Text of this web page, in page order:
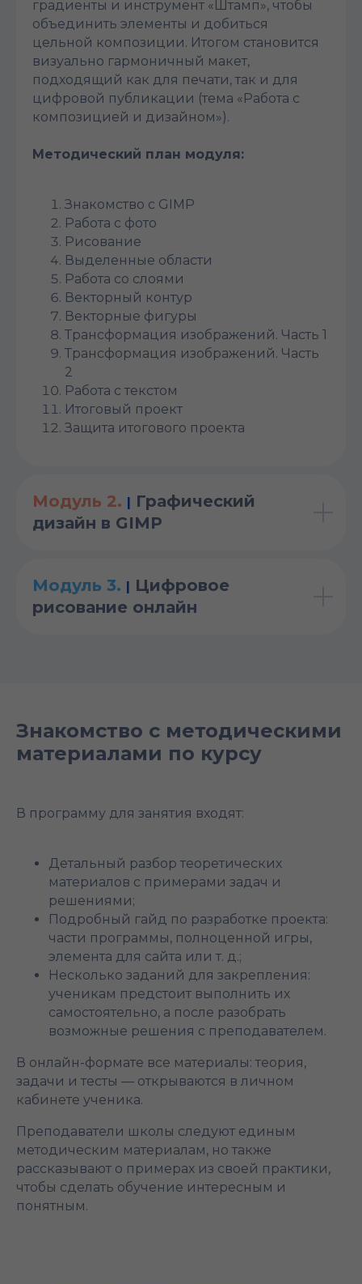
градиенты и инструмент «Штамп», чтобы
объединить элементы и добиться
цельной композиции. Итогом становится
визуально гармоничный макет,
подходящий как для печати, так и для
цифровой публикации (тема «Работа с
композицией и дизайном»).
Методический план модуля:
Знакомство с GIMP
Работа с фото
Рисование
Выделенные области
Работа со слоями
Векторный контур
Векторные фигуры
Трансформация изображений. Часть 1
Трансформация изображений. Часть
2
Работа с текстом
Итоговый проект
Защита итогового проекта
Модуль 2. | Графический
дизайн в GIMP
Модуль 3. | Цифровое
рисование онлайн
Знакомство с методическими
материалами по курсу
В программу для занятия входят:
Детальный разбор теоретических
материалов с примерами задач и
решениями;
Подробный гайд по разработке проекта:
части программы, полноценной игры,
элемента для сайта или т. д.;
Несколько заданий для закрепления:
ученикам предстоит выполнить их
самостоятельно, а после разобрать
возможные решения с преподавателем.
В онлайн-формате все материалы: теория,
задачи и тесты — открываются в личном
кабинете ученика.
Преподаватели школы следуют единым
методическим материалам, но также
рассказывают о примерах из своей практики,
чтобы сделать обучение интересным и
понятным.